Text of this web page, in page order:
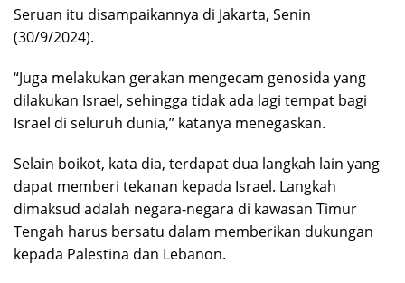
Seruan itu disampaikannya di Jakarta, Senin
(30/9/2024).
“Juga melakukan gerakan mengecam genosida yang
dilakukan Israel, sehingga tidak ada lagi tempat bagi
Israel di seluruh dunia,” katanya menegaskan.
Selain boikot, kata dia, terdapat dua langkah lain yang
dapat memberi tekanan kepada Israel. Langkah
dimaksud adalah negara-negara di kawasan Timur
Tengah harus bersatu dalam memberikan dukungan
kepada Palestina dan Lebanon.